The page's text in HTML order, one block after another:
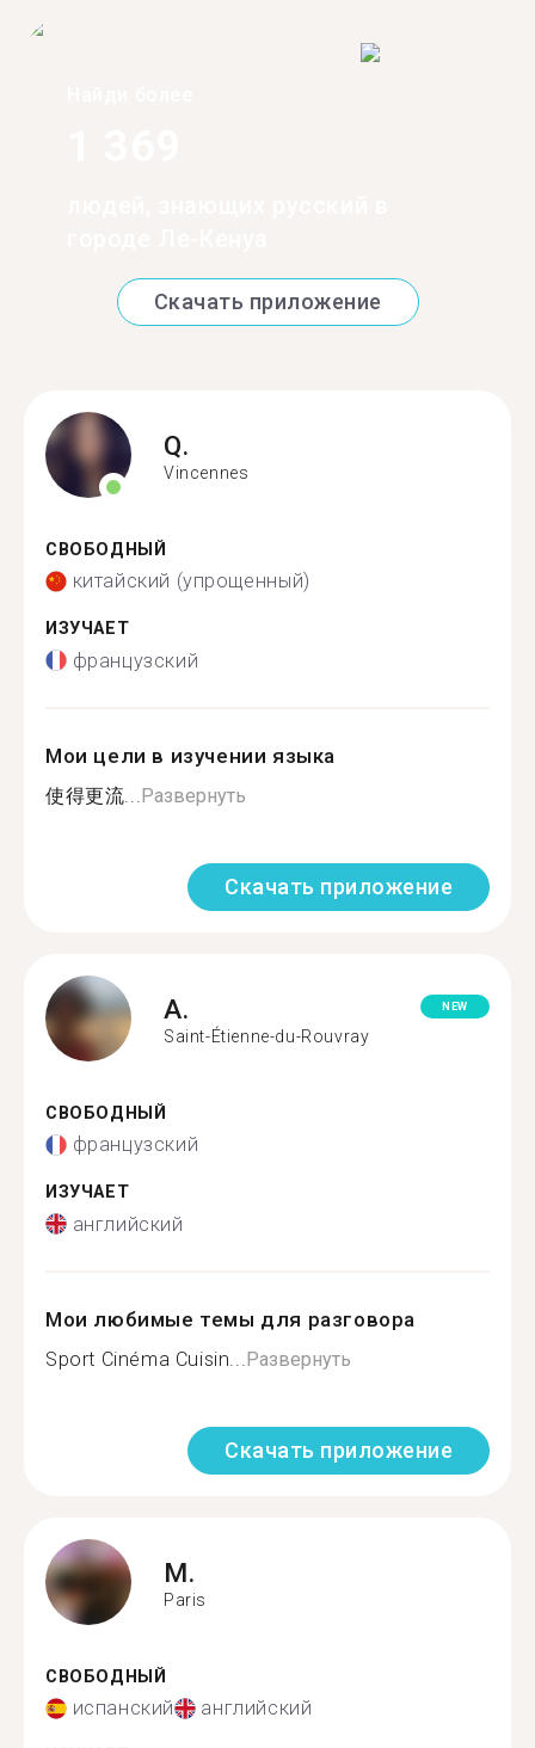
Скачать приложение
Q.
Vincennes
СВОБОДНЫЙ
китайский (упрощенный)
ИЗУЧАЕТ
французский
Мои цели в изучении языка
使得更流... Развернуть
Скачать приложение
A.
Saint-Étienne-du-Rouvray
NEW
СВОБОДНЫЙ
французский
ИЗУЧАЕТ
английский
Мои любимые темы для разговора
Sport Cinéma Cuisin... Развернуть
Скачать приложение
M.
Paris
СВОБОДНЫЙ
испанский английский